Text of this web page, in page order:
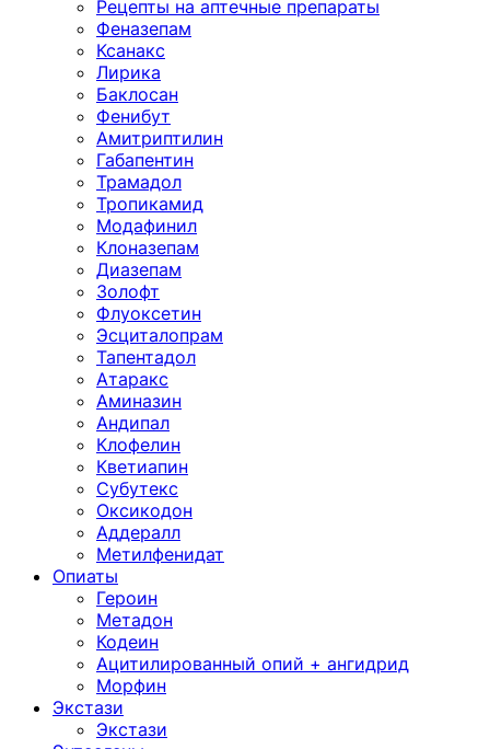
Рецепты на аптечные препараты
Феназепам
Ксанакс
Лирика
Баклосан
Фенибут
Амитриптилин
Габапентин
Трамадол
Тропикамид
Модафинил
Клоназепам
Диазепам
Золофт
Флуоксетин
Эсциталопрам
Тапентадол
Атаракс
Аминазин
Андипал
Клофелин
Кветиапин
Субутекс
Оксикодон
Аддералл
Метилфенидат
Опиаты
Героин
Метадон
Кодеин
Ацитилированный опий + ангидрид
Морфин
Экстази
Экстази